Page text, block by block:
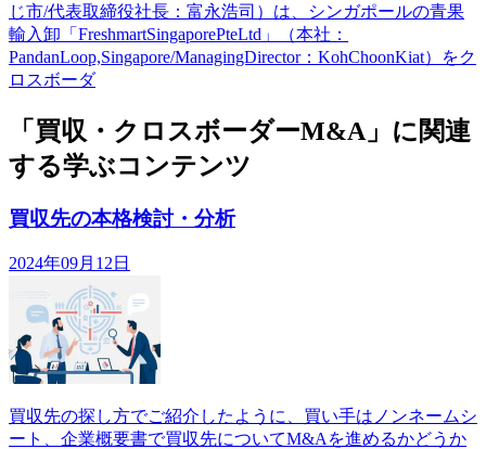
じ市/代表取締役社長：富永浩司）は、シンガポールの青果
輸入卸「FreshmartSingaporePteLtd」（本社：
PandanLoop,Singapore/ManagingDirector：KohChoonKiat）をク
ロスボーダ
「買収・クロスボーダーM&A」に関連
する学ぶコンテンツ
買収先の本格検討・分析
2024年09月12日
買収先の探し方でご紹介したように、買い手はノンネームシ
ート、企業概要書で買収先についてM&Aを進めるかどうか